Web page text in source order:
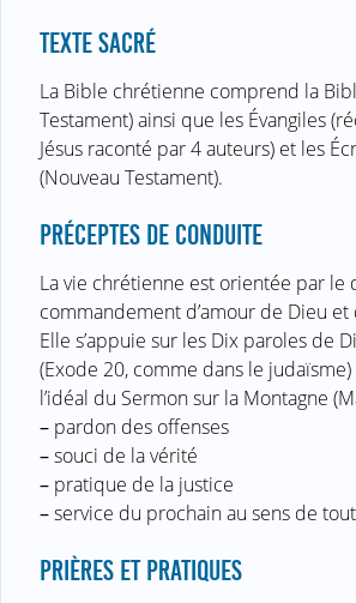
TEXTE SACRÉ
La Bible chrétienne comprend la
Testament) ainsi que les Évangiles
Jésus raconté par 4 auteurs) et les
(Nouveau Testament).
PRÉCEPTES DE CONDUITE
La vie chrétienne est orientée par le
commandement d’amour de Dieu
Elle s’appuie sur les Dix paroles de
(Exode 20, comme dans le
l’idéal du Sermon sur la Montagne
– pardon des offenses
–souci de la vérité
– pratique de la justice
–service du prochain au sens de
PRIÈRES ET PRATIQUES